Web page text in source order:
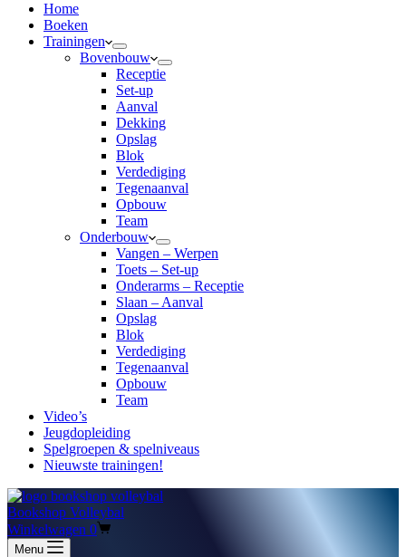
Home
Boeken
Trainingen
Bovenbouw
Receptie
Set-up
Aanval
Dekking
Opslag
Blok
Verdediging
Tegenaanval
Opbouw
Team
Onderbouw
Vangen – Werpen
Toets – Set-up
Onderarms – Receptie
Slaan – Aanval
Opslag
Blok
Verdediging
Tegenaanval
Opbouw
Team
Video’s
Jeugdopleiding
Spelgroepen & spelniveaus
Nieuwste trainingen!
Bookshop Volleybal
Winkelwagen 0
Menu